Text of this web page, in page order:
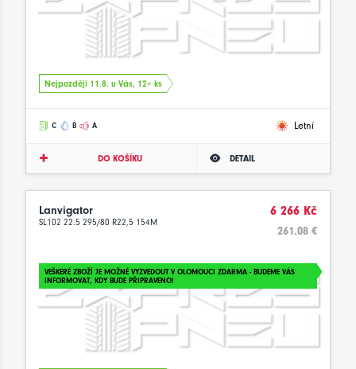
Nejpozději 11.8. u Vás, 12+ ks
C B A Letní
DO KOŠÍKU DETAIL
Lanvigator
SL102 22.5 295/80 R22,5 154M
6 266 Kč
261.08 €
VEŠKERÉ ZBOŽÍ JE MOŽNÉ VYZVEDOUT V OLOMOUCI ZDARMA - BUDEME VÁS
INFORMOVAT, KDY BUDE PŘIPRAVENO!